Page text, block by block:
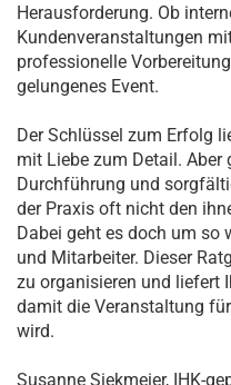
Herausforderung. Ob
Kundenveranstaltungen
professionelle
gelungenes Event.
Der Schlüssel zum Erfolg
mit Liebe zum Detail. Aber
Durchführung und
der Praxis oft nicht den
Dabei geht es doch um so
und Mitarbeiter. Dieser
zu organisieren und liefert
damit die Veranstaltung
wird.
Susanne Siekmeier, IHK-